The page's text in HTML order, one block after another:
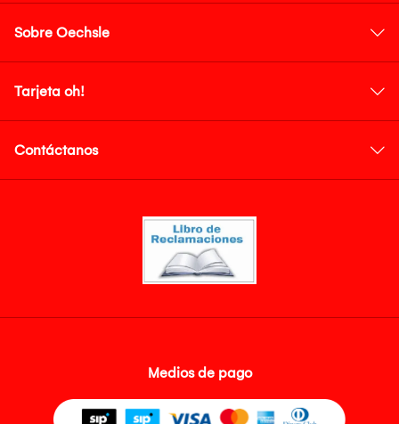
Sobre Oechsle
Tarjeta oh!
Contáctanos
Medios de pago